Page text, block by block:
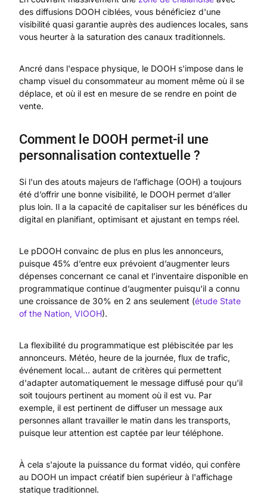
des diffusions DOOH ciblées, vous bénéficiez d'une
visibilité quasi garantie auprès des audiences locales, sans
vous heurter à la saturation des canaux traditionnels.
Ancré dans l'espace physique, le DOOH s'impose dans le
champ visuel du consommateur au moment même où il se
déplace, et où il est en mesure de se rendre en point de
vente.
Comment le DOOH permet-il une
personnalisation contextuelle ?
Si l'un des atouts majeurs de l’affichage (OOH) a toujours
été d’offrir une bonne visibilité, le DOOH permet d’aller
plus loin. Il a la capacité de capitaliser sur les bénéfices du
digital en planifiant, optimisant et ajustant en temps réel.
Le pDOOH convainc de plus en plus les annonceurs,
puisque 45% d’entre eux prévoient d’augmenter leurs
dépenses concernant ce canal et l’inventaire disponible en
programmatique continue d’augmenter puisqu'il a connu
une croissance de 30% en 2 ans seulement (étude State
of the Nation, VIOOH).
La flexibilité du programmatique est plébiscitée par les
annonceurs. Météo, heure de la journée, flux de trafic,
événement local… autant de critères qui permettent
d'adapter automatiquement le message diffusé pour qu'il
soit toujours pertinent au moment où il est vu. Par
exemple, il est pertinent de diffuser un message aux
personnes allant travailler le matin dans les transports,
puisque leur attention est captée par leur téléphone.
À cela s'ajoute la puissance du format vidéo, qui confère
au DOOH un impact créatif bien supérieur à l'affichage
statique traditionnel.